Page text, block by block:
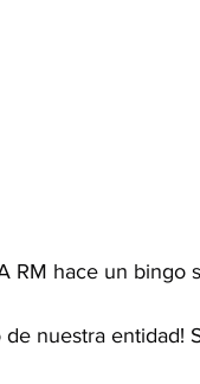
RM hace un bingo
nuestra entidad!